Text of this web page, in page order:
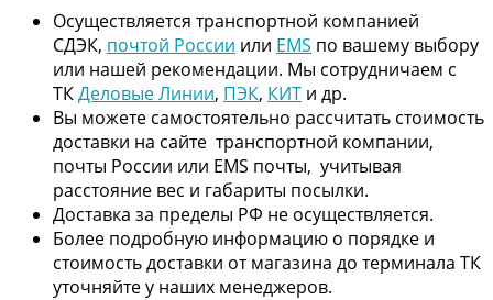
Осуществляется транспортной компанией
СДЭК, почтой России или EMS по вашему выбору
или нашей рекомендации. Мы сотрудничаем с
ТКДеловые Линии, ПЭК, КИТ и др.
Вы можете самостоятельно рассчитать стоимость
доставки на сайте транспортной компании,
почты России или EMS почты, учитывая
расстояние вес и габариты посылки.
Доставка за пределы РФ не осуществляется.
Более подробную информацию о порядке и
стоимость доставки от магазина до терминала ТК
уточняйте у наших менеджеров.